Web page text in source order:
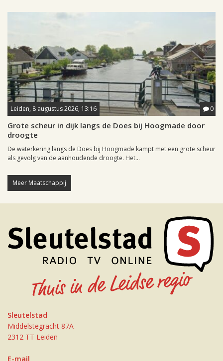
Leiden, 8 augustus 2026, 13:16 0
Grote scheur in dijk langs de Does bij Hoogmade door
droogte
De waterkering langs de Does bij Hoogmade kampt met een grote scheur
als gevolg van de aanhoudende droogte. Het...
Meer Maatschappij
Sleutelstad
Middelstegracht 87A
2312 TT Leiden
E-mail